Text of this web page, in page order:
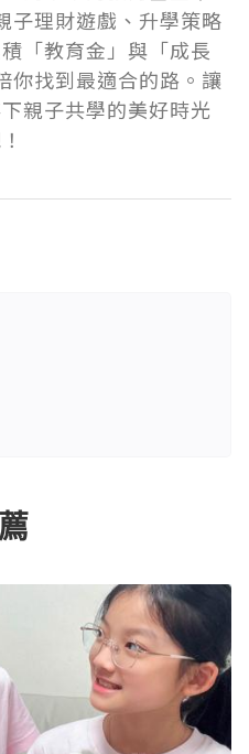
子理財遊戲、升學策略
「教育金」與「成長
你找到最適合的路。讓
親子共學的美好時光